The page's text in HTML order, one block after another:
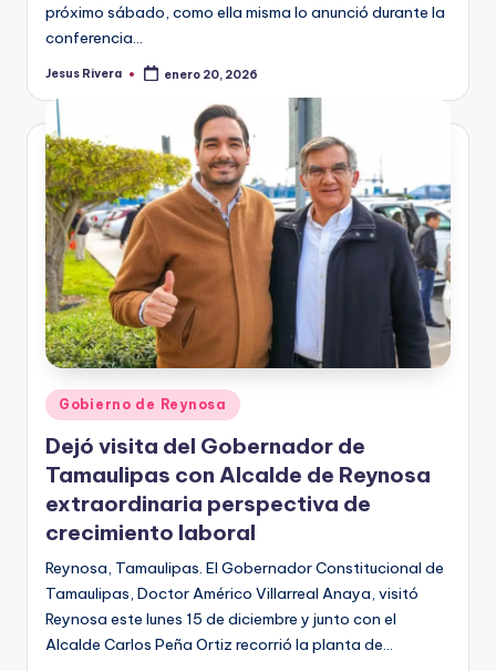
próximo sábado, como ella misma lo anunció durante la
conferencia…
Publicado
Jesus Rivera enero 20, 2026
Publicado
en
Gobierno de Reynosa
Dejó visita del Gobernador de
Tamaulipas con Alcalde de Reynosa
extraordinaria perspectiva de
crecimiento laboral
Reynosa, Tamaulipas. El Gobernador Constitucional de
Tamaulipas, Doctor Américo Villarreal Anaya, visitó
Reynosa este lunes 15 de diciembre y junto con el
Alcalde Carlos Peña Ortiz recorrió la planta de…